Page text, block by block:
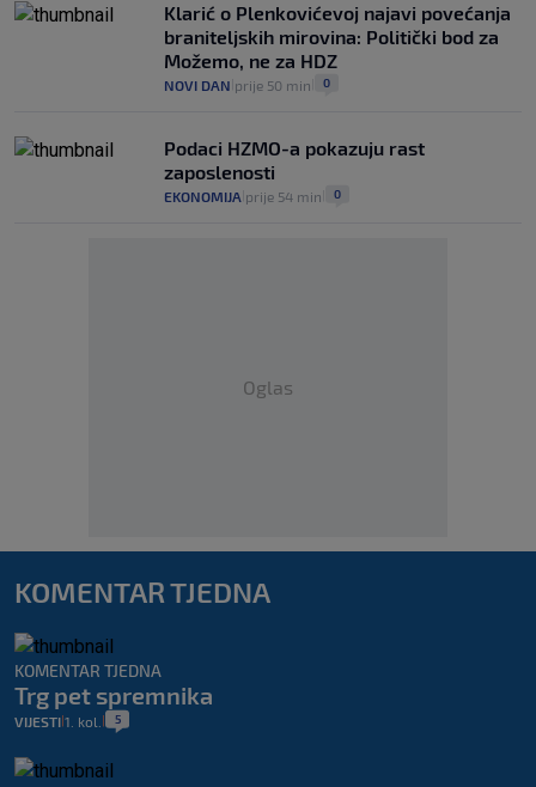
Klarić o Plenkovićevoj najavi povećanja
braniteljskih mirovina: Politički bod za
Možemo, ne za HDZ
NOVI DAN prije 50 min 0
Podaci HZMO-a pokazuju rast
zaposlenosti
EKONOMIJA prije 54 min 0
Oglas
KOMENTAR TJEDNA
KOMENTAR TJEDNA
Trg pet spremnika
VIJESTI 1. kol. 5